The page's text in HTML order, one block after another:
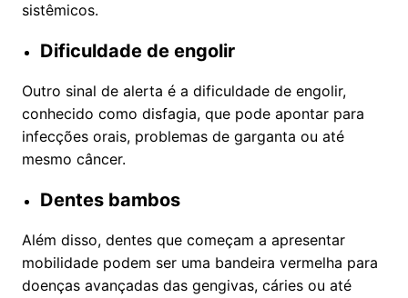
sistêmicos.
Dificuldade de engolir
Outro sinal de alerta é a dificuldade de engolir,
conhecido como disfagia, que pode apontar para
infecções orais, problemas de garganta ou até
mesmo câncer.
Dentes bambos
Além disso, dentes que começam a apresentar
mobilidade podem ser uma bandeira vermelha para
doenças avançadas das gengivas, cáries ou até